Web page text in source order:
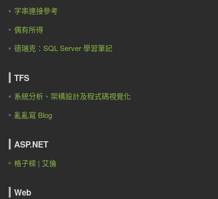
字串連接參考
偶有所得
德瑞克：SQL Server 學習筆記
TFS
系統分析、架構設計及程式碼視覺化
亂亂寫 Blog
ASP.NET
格子樑 | 艾倫
Web